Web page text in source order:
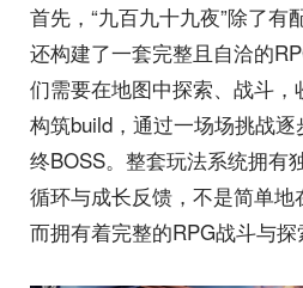
首先，“九百九十九夜”除了有
还构建了一套完整且自洽的
们需要在地图中探索、战斗
构筑build，通过一场场挑战
终BOSS。整套玩法系统拥有
循环与成长反馈，不是简单地
而拥有着完整的RPG战斗与探